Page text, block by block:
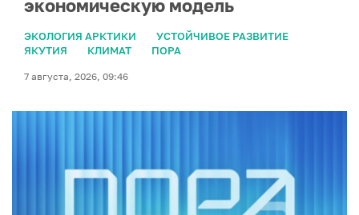
экономическую модель
ЭКОЛОГИЯ АРКТИКИ
УСТОЙЧИВОЕ РАЗВИТИЕ
ЯКУТИЯ
КЛИМАТ ПОРА
7 августа, 2026, 09:46